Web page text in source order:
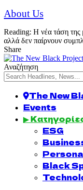
About Us
Reading: Η νέα τάση της
αλλά δεν παίρνουν
Share
Αναζήτηση
The New
Events
▶
ESG
Black